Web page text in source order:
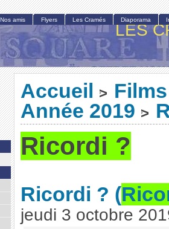
LES
Accueil >
Année 2019 >
Ricordi ?
Ricordi ? (
jeudi 3 octobre
Nos amis Flyers Les Cramés Diaporama